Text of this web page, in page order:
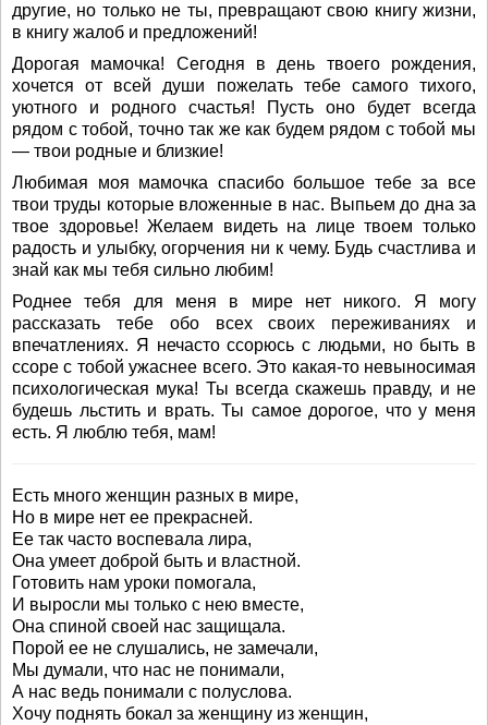
другие, но только не ты, превращают свою книгу жизни,
в книгу жалоб и предложений!
Дорогая мамочка! Сегодня в день твоего рождения,
хочется от всей души пожелать тебе самого тихого,
уютного и родного счастья! Пусть оно будет всегда
рядом с тобой, точно так же как будем рядом с тобой мы
— твои родные и близкие!
Любимая моя мамочка спасибо большое тебе за все
твои труды которые вложенные в нас. Выпьем до дна за
твое здоровье! Желаем видеть на лице твоем только
радость и улыбку, огорчения ни к чему. Будь счастлива и
знай как мы тебя сильно любим!
Роднее тебя для меня в мире нет никого. Я могу
рассказать тебе обо всех своих переживаниях и
впечатлениях. Я нечасто ссорюсь с людьми, но быть в
ссоре с тобой ужаснее всего. Это какая-то невыносимая
психологическая мука! Ты всегда скажешь правду, и не
будешь льстить и врать. Ты самое дорогое, что у меня
есть. Я люблю тебя, мам!
Есть много женщин разных в мире,
Но в мире нет ее прекрасней.
Ее так часто воспевала лира,
Она умеет доброй быть и властной.
Готовить нам уроки помогала,
И выросли мы только с нею вместе,
Она спиной своей нас защищала.
Порой ее не слушались, не замечали,
Мы думали, что нас не понимали,
А нас ведь понимали с полуслова.
Хочу поднять бокал за женщину из женщин,